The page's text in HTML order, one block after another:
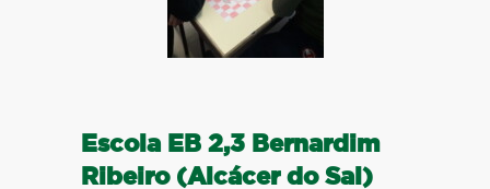
Escola EB 2,3 Bernardim
Ribeiro (Alcácer do Sal)